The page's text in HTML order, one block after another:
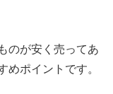
のが安く売ってあ
めポイントです。